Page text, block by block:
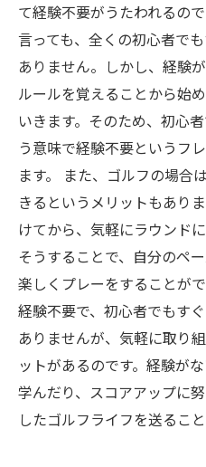
て経験不要がうたわれるの
言っても、全くの初心者で
ありません。しかし、経験
ルールを覚えることから始
いきます。そのため、初心
う意味で経験不要というフ
ます。 また、ゴルフの場合
きるというメリットもあり
けてから、気軽にラウンド
そうすることで、自分のペ
楽しくプレーをすることが
経験不要で、初心者でもす
ありませんが、気軽に取り
ットがあるのです。経験が
学んだり、スコアアップに
したゴルフライフを送るこ